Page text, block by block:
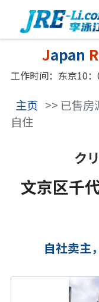
Japan R
工作时间：东京10
主页 >> 已售
自住
ク
文京区千
自社卖主